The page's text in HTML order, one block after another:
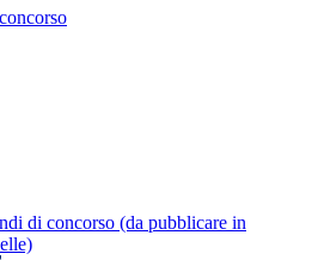
di concorso (da pubblicare in